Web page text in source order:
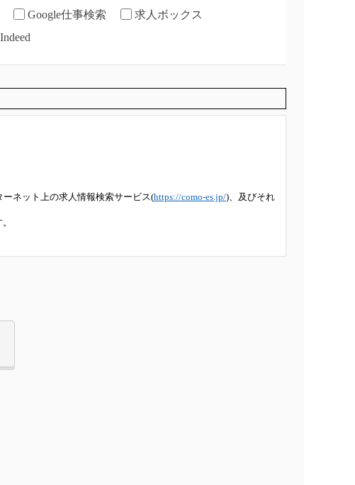
Google仕事検索
求人ボックス
Indeed
ーネット上の求人情報検索サービス(https://como-es.jp/)、及びそれ